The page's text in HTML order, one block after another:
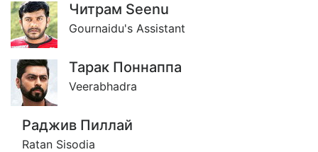
Читрам Seenu
Gournaidu's Assistant
Тарак Поннаппа
Veerabhadra
Раджив Пиллай
Ratan Sisodia